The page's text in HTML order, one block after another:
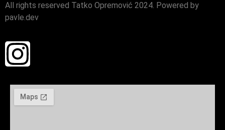
All rights reserved Tatko Opremović 2024. Powered by
pavle.dev